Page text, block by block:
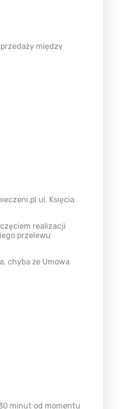
między
ul. Księcia
realizacji
przelewu
chyba że Umowa
minut od momentu